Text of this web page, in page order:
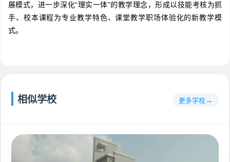
展模式，进一步深化“理实一体”的教学理念，形成以技能考核为抓
手、校本课程为专业教学特色、课堂教学职场体验化的新教学模
式。
相似学校 更多学校